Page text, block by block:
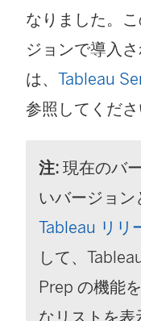
なりました。
ジョンで導入
は、 Tableau
参照してくださ
注: 現在のバ
いバージョン
Tableau リリ
して、
Prep の機能
なリストを表